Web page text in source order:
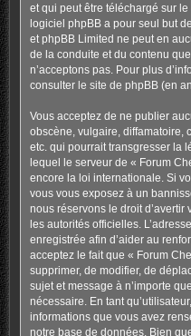
et qui peut être téléchargé sur le
logiciel phpBB a pour seul but
et phpBB Limited ne peut en
de la conduite et du contenu
n’acceptons pas. Pour plus
consulter le site de phpBB(en
Vous acceptez de ne publier
obscène, vulgaire, diffamatoire,
etc. qui pourrait transgresser la
lequel le serveur de « Forum
encore la loi internationale. Si
vous vous exposez à un
nous réservons le droit d’avertir
les autorités officielles.
enregistrée afin d’aider au
acceptez le fait que « Forum
supprimer, de modifier, de
sujet et message à n’importe
nécessaire. En tant
informations que vous avez
notre base de données. Bien